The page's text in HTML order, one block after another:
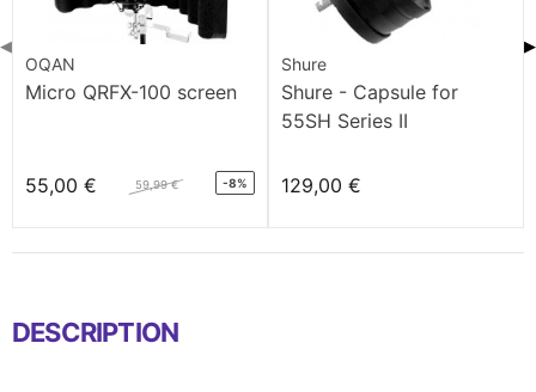
OQAN
Micro QRFX-100 screen
55,00 € 59,99 € -8%
Shure
Shure - Capsule for
55SH Series II
129,00 €
◀ ▶
DESCRIPTION